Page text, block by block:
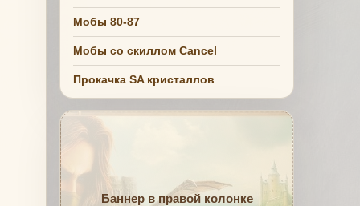
Мобы 80-87
Мобы со скиллом Cancel
Прокачка SA кристаллов
Баннер в правой колонке